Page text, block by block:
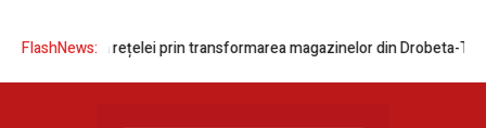
FlashNews:rețelei prin transformarea magazinelor din Drobeta-